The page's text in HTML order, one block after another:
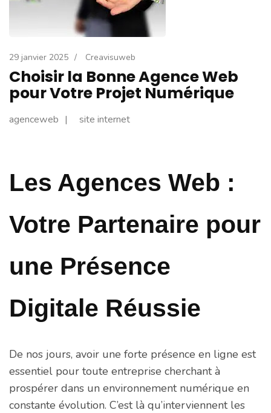
29 janvier 2025 / Creavisuweb
Choisir la Bonne Agence Web
pour Votre Projet Numérique
agenceweb site internet
Les Agences Web :
Votre Partenaire pour
une Présence
Digitale Réussie
De nos jours, avoir une forte présence en ligne est
essentiel pour toute entreprise cherchant à
prospérer dans un environnement numérique en
constante évolution. C’est là qu’interviennent les